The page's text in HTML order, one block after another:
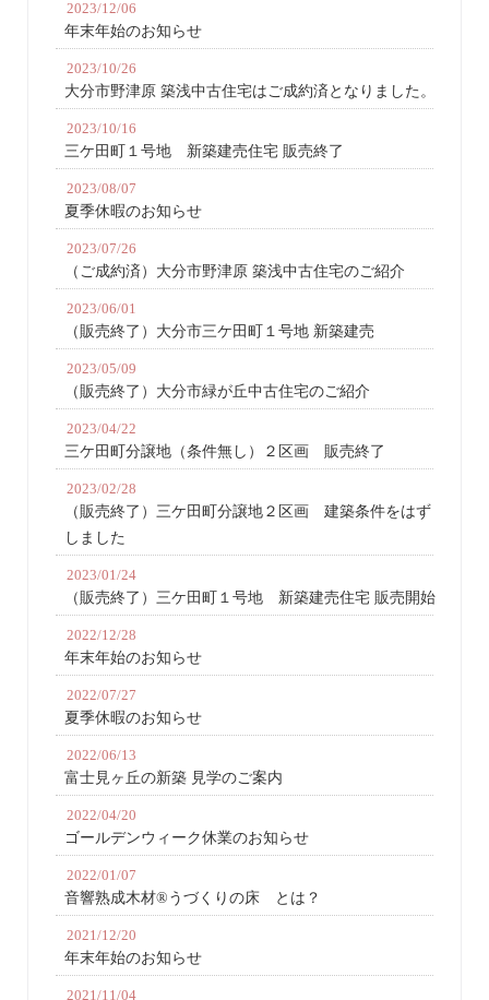
年末年始のお知らせ
2023/12/06
大分市野津原 築浅中古住宅はご成約済となりました。
2023/10/26
三ケ田町１号地 新築建売住宅 販売終了
2023/10/16
夏季休暇のお知らせ
2023/08/07
（ご成約済）大分市野津原 築浅中古住宅のご紹介
2023/07/26
（販売終了）大分市三ケ田町１号地 新築建売
2023/06/01
（販売終了）大分市緑が丘中古住宅のご紹介
2023/05/09
三ケ田町分譲地（条件無し）２区画 販売終了
2023/04/22
（販売終了）三ケ田町分譲地２区画 建築条件をはず
しました
2023/02/28
（販売終了）三ケ田町１号地 新築建売住宅 販売開始
2023/01/24
年末年始のお知らせ
2022/12/28
夏季休暇のお知らせ
2022/07/27
富士見ヶ丘の新築 見学のご案内
2022/06/13
ゴールデンウィーク休業のお知らせ
2022/04/20
音響熟成木材®うづくりの床 とは？
2022/01/07
年末年始のお知らせ
2021/12/20
2021/11/04